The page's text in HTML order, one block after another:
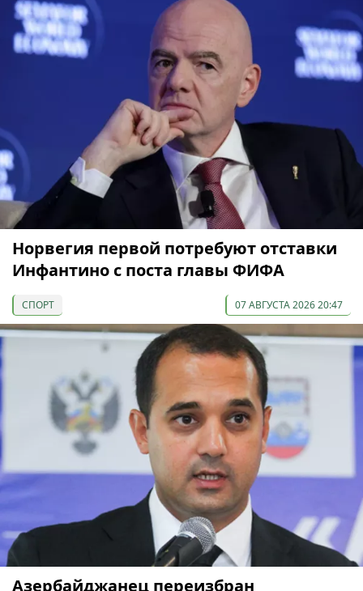
Норвегия первой потребуют отставки
Инфантино с поста главы ФИФА
СПОРТ 07 АВГУСТА 2026 20:47
Азербайджанец переизбран